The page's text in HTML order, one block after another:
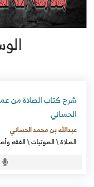
شرح كتاب الصلاة من
الحساني
عبدالله بن محمد الحساني
الصلاة\الصوتيات\الفقه